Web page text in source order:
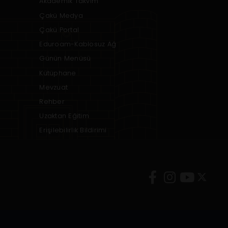
Çakü Medya
Çakü Portal
Eduroam-Kablosuz Ağ
Günün Menüsü
Kütüphane
Mevzuat
Rehber
Uzaktan Eğitim
Erişilebilirlik Bildirimi